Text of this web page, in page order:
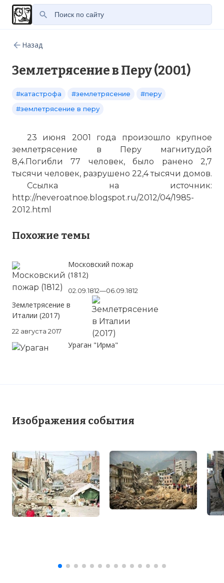
Назад
Землетрясение в Перу (2001)
#катастрофа #землетрясение
#перу
#землетрясение в перу
23 июня 2001 года произошло крупное
землетрясение в Перу магнитудой
8,4.Погибли 77 человек, было ранено 2,7
тысячи человек, разрушено 22,4 тысячи домов.
Ссылка на источник:
http://neveroatnoe.blogspot.ru/2012/04/1985-
2012.html
Похожие темы
Московский пожар
(1812)
02.09.1812—06.09.1812
Землетрясение в
Италии (2017)
22 августа 2017
Ураган "Ирма"
Изображения события